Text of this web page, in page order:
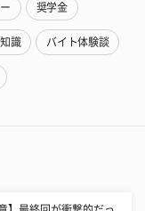
奨学金
識 バイト体験談
】最終回が衝撃的だっ